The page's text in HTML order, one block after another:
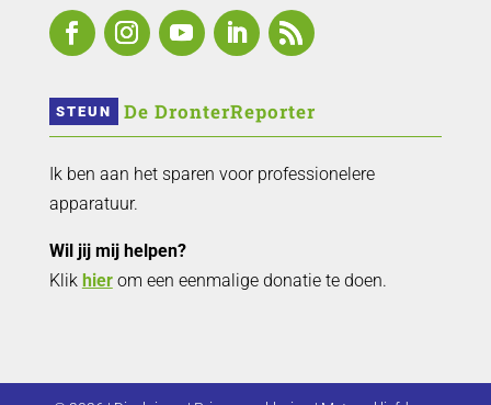
STEUN De DronterReporter
Ik ben aan het sparen voor professionelere
apparatuur.
Wil jij mij helpen?
Klik hierom een eenmalige donatie te doen.